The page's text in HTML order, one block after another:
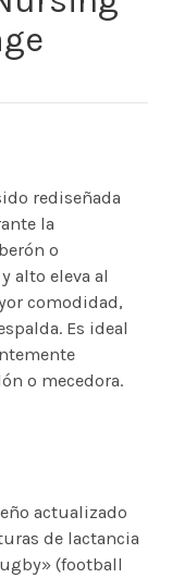
rediseñada
la
o
alto eleva al
comodidad,
Es ideal
o mecedora.
actualizado
de lactancia
(football